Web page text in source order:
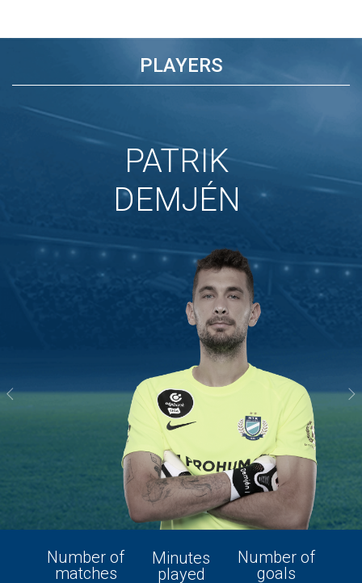
PLAYERS
PATRIK
DEMJÉN
Number of
matches
Minutes
played
Number of
goals
Previous